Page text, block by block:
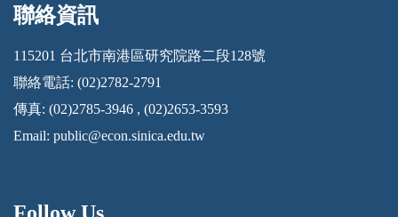
:::
聯絡資訊
115201 台北市南港區研究院路二段128號
聯絡電話: (02)2782-2791
傳真: (02)2785-3946 , (02)2653-3593
Email: public@econ.sinica.edu.tw
Follow Us